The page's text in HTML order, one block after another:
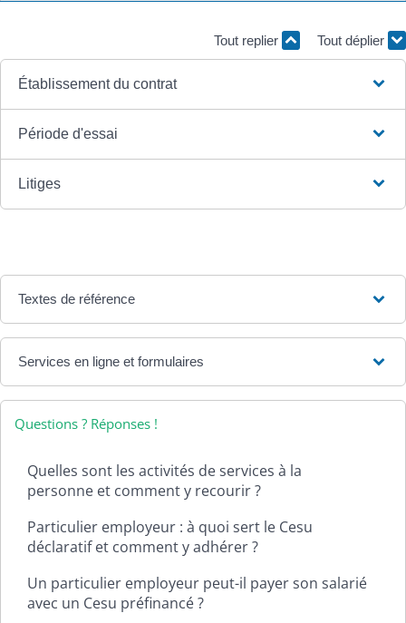
Tout replier Tout déplier
Établissement du contrat
Période d'essai
Litiges
Textes de référence
Services en ligne et formulaires
Questions ? Réponses !
Quelles sont les activités de services à la
personne et comment y recourir ?
Particulier employeur : à quoi sert le Cesu
déclaratif et comment y adhérer ?
Un particulier employeur peut-il payer son salarié
avec un Cesu préfinancé ?